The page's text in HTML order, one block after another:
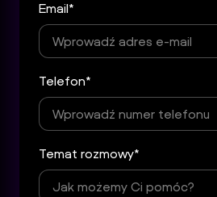
Email*
Telefon*
Temat rozmowy*